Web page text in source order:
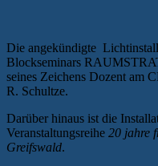
Die angekündigte
Blockseminars
seines Zeichens Dozent am
R. Schultze.
Darüber hinaus ist die
Veranstaltungsreihe 20 jahre
Greifswald.